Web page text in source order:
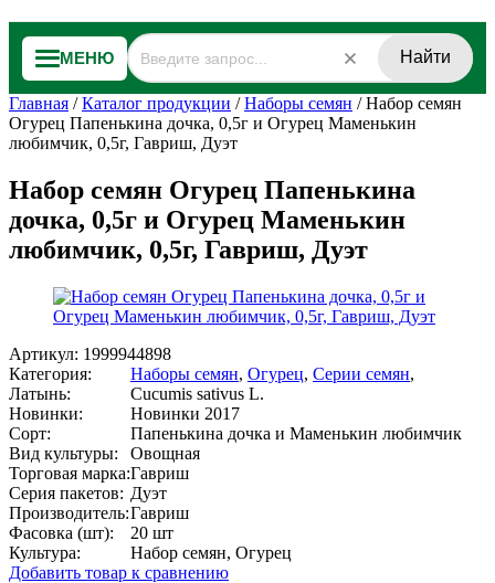
МЕНЮ Найти
Главная /Каталог продукции /Наборы семян /Набор семян
Огурец Папенькина дочка, 0,5г и Огурец Маменькин
любимчик, 0,5г, Гавриш, Дуэт
Набор семян Огурец Папенькина
дочка, 0,5г и Огурец Маменькин
любимчик, 0,5г, Гавриш, Дуэт
Артикул: 1999944898
Категория:
Наборы семян, Огурец, Серии семян,
Латынь:
Cucumis sativus L.
Новинки:
Новинки 2017
Сорт:
Папенькина дочка и Маменькин любимчик
Вид культуры:
Овощная
Торговая марка:Гавриш
Серия пакетов: Дуэт
Производитель:Гавриш
Фасовка (шт):
20 шт
Культура:
Набор семян, Огурец
Добавить товар к сравнению